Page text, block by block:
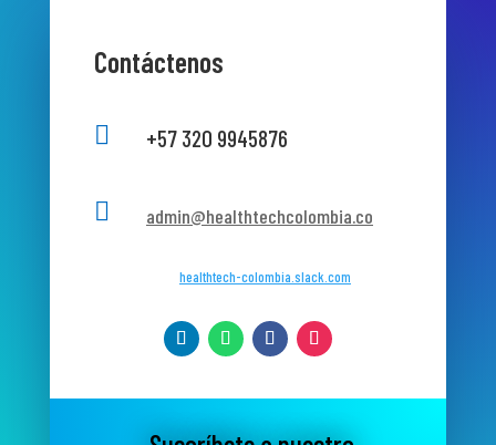
Contáctenos
 +57 320 9945876
 admin@healthtechcolombia.co
healthtech-colombia.slack.com